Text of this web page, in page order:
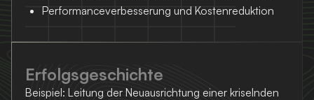
Performanceverbesserung und Kostenreduktion
Erfolgsgeschichte
Beispiel: Leitung der Neuausrichtung einer kriselnden